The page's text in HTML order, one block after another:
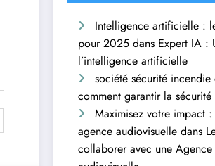
Intelligence artificielle :
pour 2025 dans Expert IA :
l’intelligence artificielle
société sécurité incendie
comment garantir la
Maximisez votre impact
agence audiovisuelle dans
collaborer avec une